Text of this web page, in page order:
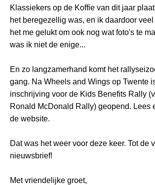
Klassiekers op de Koffie van dit jaar
het beregezellig was, en ik daardoor
het me gelukt om ook nog wat foto's te
was ik niet de enige...
En zo langzamerhand komt het
gang. Na Wheels and Wings op Twente
inschrijving voor de Kids Benefits Rally
Ronald McDonald Rally) geopend. Lees
de website.
Dat was het weer voor deze keer. Tot de
nieuwsbrief!
Met vriendelijke groet,